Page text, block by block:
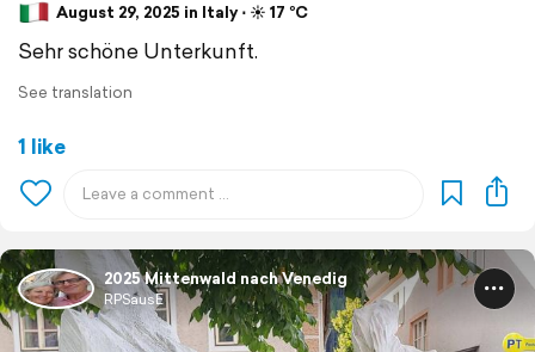
August 29, 2025 in Italy ⋅ ☀️ 17 °C
Sehr schöne Unterkunft.
See translation
1 like
2025 Mittenwald nach Venedig
RPSausE